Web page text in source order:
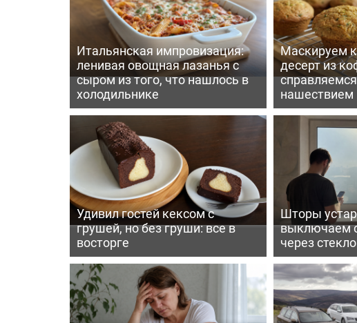
Итальянская импровизация:
ленивая овощная лазанья с
сыром из того, что нашлось в
холодильнике
Маскируем
десерт из
нашествием
Удивил гостей кексом с
грушей, но без груши: все в
восторге
Шторы
выключаем
через